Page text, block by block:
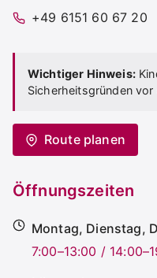
+49 6151 60 67 20
Wichtiger Hinweis:
Sicherheitsgründen
Route planen
Öffnungszeiten
Montag, Dienstag,
7:00–13:00 /